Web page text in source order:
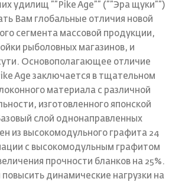
удилищ ””Pike Age”” (””Эра щуки””)
Вам глобальные отличия новой
сегмента массовой продукции,
рыболовных магазинов, и
Основополагающее отличие
Age заключается в тщательном
материала с различной
изготовленного японской
слой однонаправленных
из высокомодульного графита 24
с высокомодульным графитом
прочности бланков на 25%.
динамические нагрузки на